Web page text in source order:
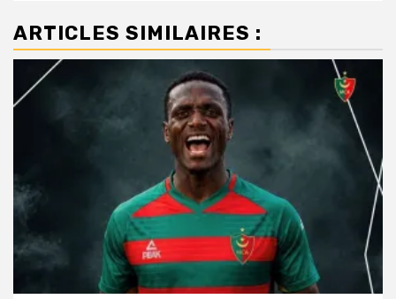
ARTICLES SIMILAIRES :